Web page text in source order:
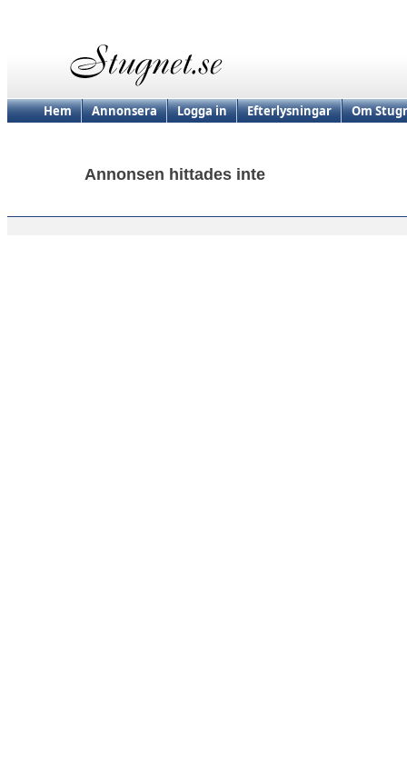
Hem Annonsera Logga in Efterlysningar Om
Annonsen hittades inte